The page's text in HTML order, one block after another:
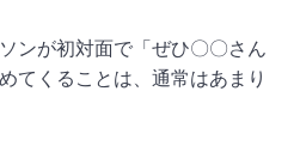
ンが初対面で「ぜひ〇〇さん
てくることは、通常はあまり